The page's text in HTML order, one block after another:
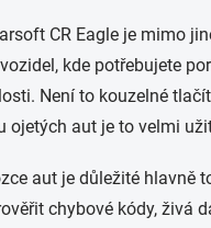
CR Eagle je mimo
kde potřebujete
Není to kouzelné
ojetých aut je to velmi
aut je důležité hlavně
chybové kódy, živá